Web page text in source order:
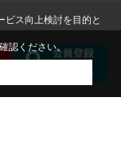
ビス向上検討を目的と
認ください。